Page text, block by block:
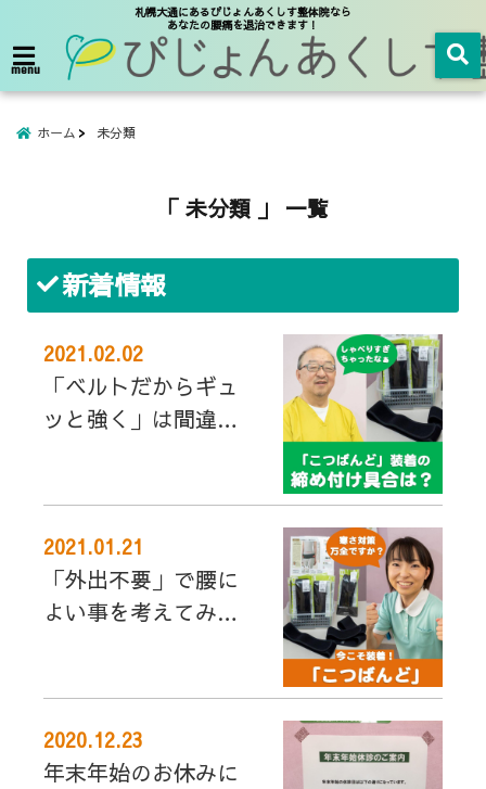
札幌大通にあるぴじょんあくしす整体院なら
あなたの腰痛を退治できます！
menu
ホーム 未分類
「 未分類 」 一覧
新着情報
2021.02.02
「ベルトだからギュ
ッと強く」は間違
2021.01.21
「外出不要」で腰に
よい事を考えてみま
2020.12.23
年末年始のお休みに